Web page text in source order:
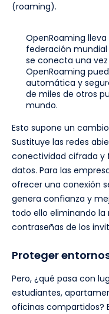
(roaming).
OpenRoaming
federación mundial
se conecta una
OpenRoaming
automática y
de miles de otros
mundo.
Esto supone un
Sustituye las redes
conectividad cifrada y
datos. Para las
ofrecer una conexión
genera confianza y
todo ello eliminando
contraseñas de los
Proteger
Pero, ¿qué pasa con
estudiantes,
oficinas compartidos?